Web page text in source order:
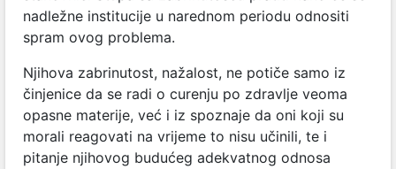
nadležne institucije u narednom periodu odnositi
spram ovog problema.
Njihova zabrinutost, nažalost, ne potiče samo iz
činjenice da se radi o curenju po zdravlje veoma
opasne materije, već i iz spoznaje da oni koji su
morali reagovati na vrijeme to nisu učinili, te i
pitanje njihovog budućeg adekvatnog odnosa